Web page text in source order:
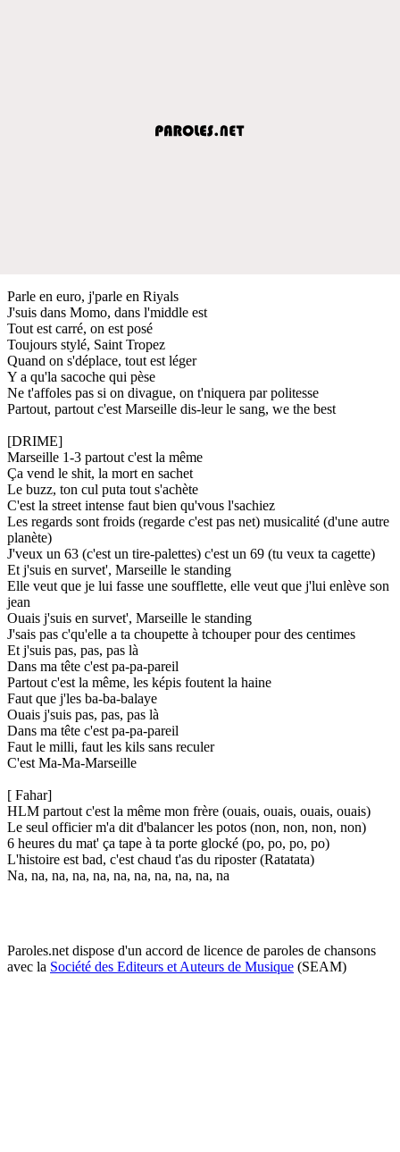
Parle en euro, j'parle en Riyals
J'suis dans Momo, dans l'middle est
Tout est carré, on est posé
Toujours stylé, Saint Tropez
Quand on s'déplace, tout est léger
Y a qu'la sacoche qui pèse
Ne t'affoles pas si on divague, on t'niquera par politesse
Partout, partout c'est Marseille dis-leur le sang, we the best
[DRIME]
Marseille 1-3 partout c'est la même
Ça vend le shit, la mort en sachet
Le buzz, ton cul puta tout s'achète
C'est la street intense faut bien qu'vous l'sachiez
Les regards sont froids (regarde c'est pas net) musicalité (d'une autre
planète)
J'veux un 63 (c'est un tire-palettes) c'est un 69 (tu veux ta cagette)
Et j'suis en survet', Marseille le standing
Elle veut que je lui fasse une soufflette, elle veut que j'lui enlève son
jean
Ouais j'suis en survet', Marseille le standing
J'sais pas c'qu'elle a ta choupette à tchouper pour des centimes
Et j'suis pas, pas, pas là
Dans ma tête c'est pa-pa-pareil
Partout c'est la même, les képis foutent la haine
Faut que j'les ba-ba-balaye
Ouais j'suis pas, pas, pas là
Dans ma tête c'est pa-pa-pareil
Faut le milli, faut les kils sans reculer
C'est Ma-Ma-Marseille
[ Fahar]
HLM partout c'est la même mon frère (ouais, ouais, ouais, ouais)
Le seul officier m'a dit d'balancer les potos (non, non, non, non)
6 heures du mat' ça tape à ta porte glocké (po, po, po, po)
L'histoire est bad, c'est chaud t'as du riposter (Ratatata)
Na, na, na, na, na, na, na, na, na, na, na
Paroles.net dispose d'un accord de licence de paroles de chansons
avec la Société des Editeurs et Auteurs de Musique (SEAM)